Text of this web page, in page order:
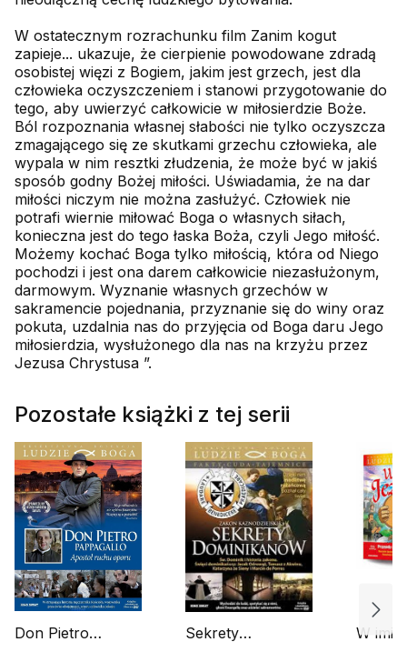
W ostatecznym rozrachunku film Zanim kogut
zapieje... ukazuje, że cierpienie powodowane zdradą
osobistej więzi z Bogiem, jakim jest grzech, jest dla
człowieka oczyszczeniem i stanowi przygotowanie do
tego, aby uwierzyć całkowicie w miłosierdzie Boże.
Ból rozpoznania własnej słabości nie tylko oczyszcza
zmagającego się ze skutkami grzechu człowieka, ale
wypala w nim resztki złudzenia, że może być w jakiś
sposób godny Bożej miłości. Uświadamia, że na dar
miłości niczym nie można zasłużyć. Człowiek nie
potrafi wiernie miłować Boga o własnych siłach,
konieczna jest do tego łaska Boża, czyli Jego miłość.
Możemy kochać Boga tylko miłością, która od Niego
pochodzi i jest ona darem całkowicie niezasłużonym,
darmowym. Wyznanie własnych grzechów w
sakramencie pojednania, przyznanie się do winy oraz
pokuta, uzdalnia nas do przyjęcia od Boga daru Jego
miłosierdzia, wysłużonego dla nas na krzyżu przez
Jezusa Chrystusa ”.
Pozostałe książki z tej serii
Don Pietro
Sekrety
W imię